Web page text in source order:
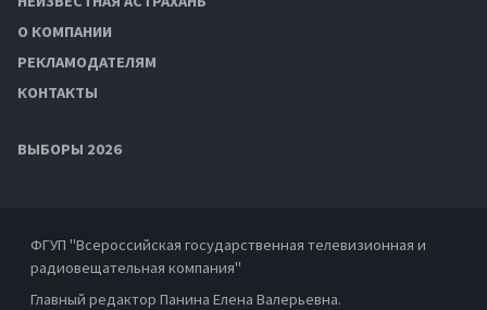
О КОМПАНИИ
РЕКЛАМОДАТЕЛЯМ
КОНТАКТЫ
ВЫБОРЫ 2026
ФГУП "Всероссийская государственная телевизионная и
радиовещательная компания"
Главный редактор Панина Елена Валерьевна.